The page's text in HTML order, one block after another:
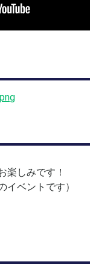
い。
ざいますのでご了
い。
置は行ないますが
楽しみです！
イベントです）